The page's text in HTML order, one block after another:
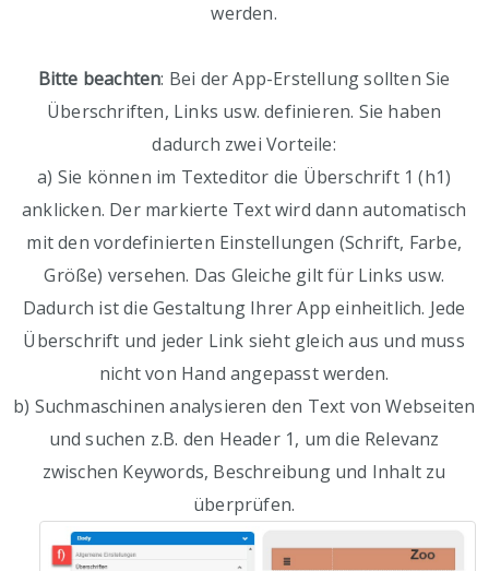
werden.
Bitte beachten: Bei der App-Erstellung sollten Sie
Überschriften, Links usw. definieren. Sie haben
dadurch zwei Vorteile:
a) Sie können im Texteditor die Überschrift 1 (h1)
anklicken. Der markierte Text wird dann automatisch
mit den vordefinierten Einstellungen (Schrift, Farbe,
Größe) versehen. Das Gleiche gilt für Links usw.
Dadurch ist die Gestaltung Ihrer App einheitlich. Jede
Überschrift und jeder Link sieht gleich aus und muss
nicht von Hand angepasst werden.
b) Suchmaschinen analysieren den Text von Webseiten
und suchen z.B. den Header 1, um die Relevanz
zwischen Keywords, Beschreibung und Inhalt zu
überprüfen.